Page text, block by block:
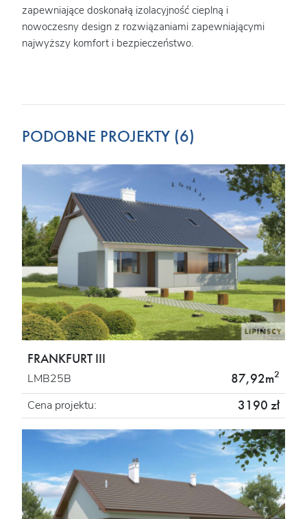
zapewniające doskonałą izolacyjność cieplną i
nowoczesny design z rozwiązaniami zapewniającymi
najwyższy komfort i bezpieczeństwo.
PODOBNE PROJEKTY (6)
FRANKFURT III
LMB25B 87,92m2
Cena projektu: 3190 zł